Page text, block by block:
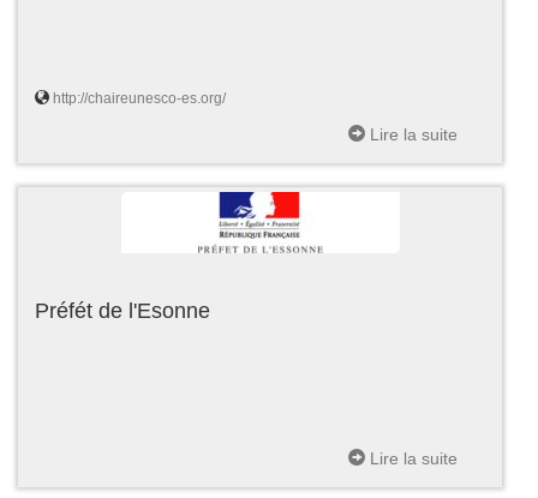
http://chaireunesco-es.org/
Lire la suite
Préfét de l'Esonne
Lire la suite